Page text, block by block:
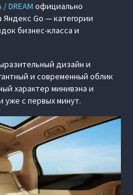
DREAM официально
Go — категории
бизнес-класса и
дизайн и
и современный облик
характер минивэна и
уже с первых минут.